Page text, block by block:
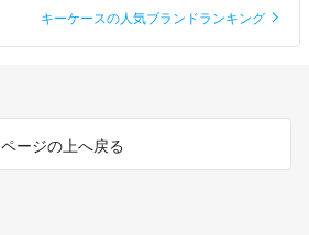
キーケースの人気ブランドランキング
ページの上へ戻る